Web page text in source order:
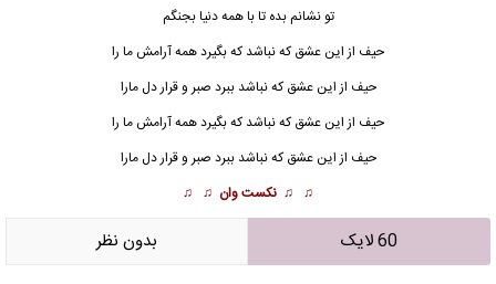
تو نشانم بده تا با همه دنیا بجنگم
حیف از این عشقکه نباشد که بگیرد همه آرامش ما را
حیف از این عشق که نباشد ببرد صبر و قرار دل مارا
حیف از این عشق که نباشد که بگیرد همه آرامش ما را
حیف از این عشق که نباشد ببرد صبر و قرار دل مارا
♫ ♫ نکست وان ♫ ♫
60 لایک بدون نظر